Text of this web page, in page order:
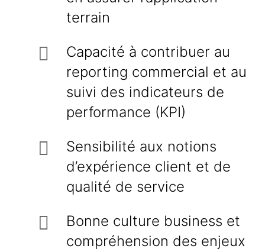
terrain
Capacité à contribuer au
reporting commercial et au
suivi des indicateurs de
performance (KPI)
Sensibilité aux notions
d’expérience client et de
qualité de service
Bonne culture business et
compréhension des enjeux